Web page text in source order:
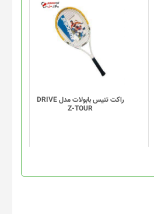
راکت تنیس بابولات مدل DRIVE
Z-TOUR